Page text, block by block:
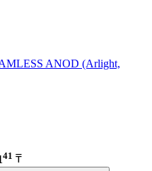
ANOD (Arlight,
41 ₸